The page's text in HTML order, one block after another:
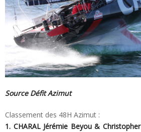
Source Défit Azimut
Classement des 48H Azimut :
1. CHARAL Jérémie Beyou &